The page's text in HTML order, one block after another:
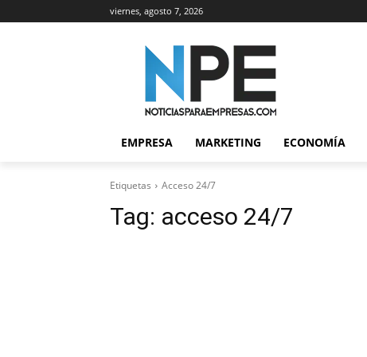
viernes, agosto 7, 2026
EMPRESA MARKETING ECONOMÍA
Etiquetas Acceso 24/7
Tag: acceso 24/7